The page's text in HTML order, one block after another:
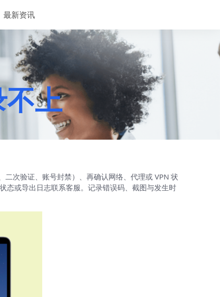
最新资讯
上
次验证、账号封禁）、再确认网络、代理或 VPN 状
态或导出日志联系客服。记录错误码、截图与发生时